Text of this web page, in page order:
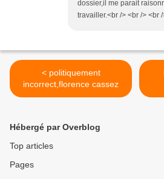
dossier,il me parait
travailler.<br /> <br /> <br
< politiquement
incorrect,florence cassez
Hébergé par Overblog
Top articles
Pages